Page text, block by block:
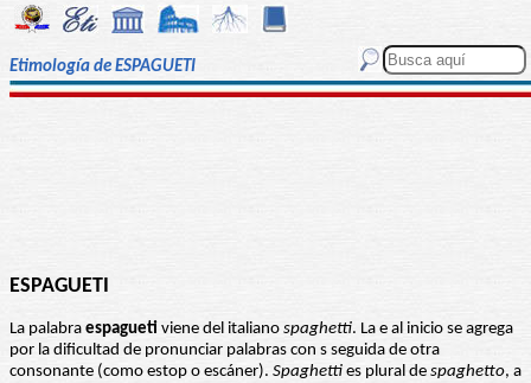
Etimología de ESPAGUETI
ESPAGUETI
La palabra espagueti viene del italiano spaghetti. La e al inicio se agrega
por la dificultad de pronunciar palabras con s seguida de otra
consonante (como estop o escáner). Spaghetti es plural de spaghetto, a